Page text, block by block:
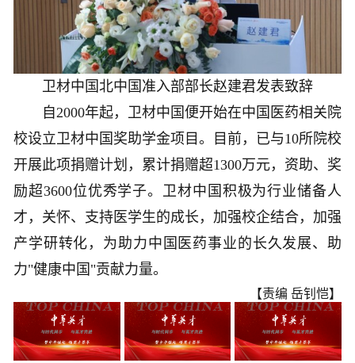
卫材中国北中国准入部部长赵建君发表致辞
自2000年起，卫材中国便开始在中国医药相关院
校设立卫材中国奖助学金项目。目前，已与10所院校
开展此项捐赠计划，累计捐赠超1300万元，资助、奖
励超3600位优秀学子。卫材中国积极为行业储备人
才，关怀、支持医学生的成长，加强校企结合，加强
产学研转化，为助力中国医药事业的长久发展、助
力"健康中国"贡献力量。
【责编 岳钊恺】